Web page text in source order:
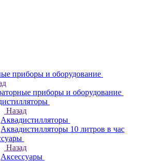
приборы и оборудование
приборы и оборудование
Назад
Аквадистилляторы
Аквадистилляторы 10 литров в час
Назад
Аксессуары